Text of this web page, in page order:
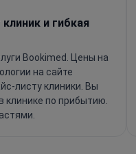
и гибкая
Bookimed. Цены на
на сайте
листу клиники. Вы
клинике по прибытию.